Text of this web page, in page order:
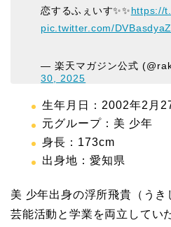
恋するふぇいす✨✨https://
pic.twitter.com/
— 楽天マガジン公式
30, 2025
生年月日：2002年2月
元グループ：美 少年
身長：173cm
出身地：愛知県
美 少年出身の浮所飛貴（うき
芸能活動と学業を両立してい